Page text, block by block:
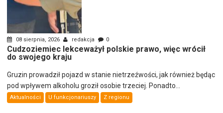
08 sierpnia, 2026 redakcja 0
Cudzoziemiec lekceważył polskie prawo, więc wrócił
do swojego kraju
Gruzin prowadził pojazd w stanie nietrzeźwości, jak również będąc
pod wpływem alkoholu groził osobie trzeciej. Ponadto...
Aktualności U funkcjonariuszy Z regionu